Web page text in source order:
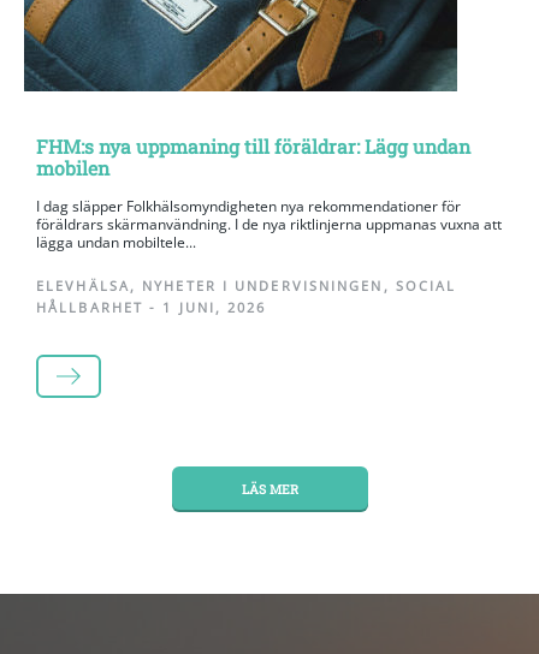
FHM:s nya uppmaning till föräldrar: Lägg undan
mobilen
I dag släpper Folkhälsomyndigheten nya rekommendationer för
föräldrars skärmanvändning. I de nya riktlinjerna uppmanas vuxna att
lägga undan mobiltele...
ELEVHÄLSA , NYHETER I UNDERVISNINGEN , SOCIAL
HÅLLBARHET - 1 JUNI, 2026
LÄS MER
LÄS MER